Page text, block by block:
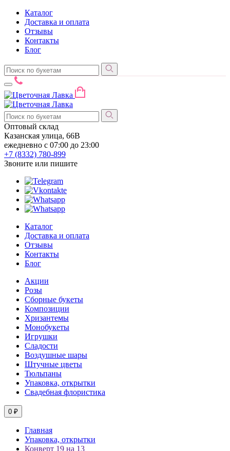
Каталог
Доставка и оплата
Отзывы
Контакты
Блог
Оптовый склад
Казанская улица, 66В
ежедневно с 07:00 до 23:00
+7 (8332) 780-899
Звоните или пишите
Каталог
Доставка и оплата
Отзывы
Контакты
Блог
Акции
Розы
Сборные букеты
Композиции
Хризантемы
Монобукеты
Игрушки
Сладости
Воздушные шары
Штучные цветы
Тюльпаны
Упаковка, открытки
Свадебная флористика
0 ₽
Главная
Упаковка, открытки
Конверт 19 на 13